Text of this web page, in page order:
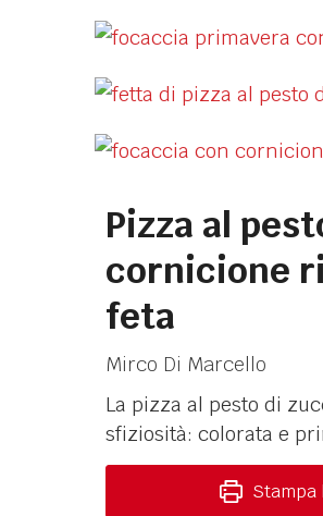
Pizza al
cornicione
feta
Mirco Di Marcello
La pizza al pesto di
sfiziosità: colorata e